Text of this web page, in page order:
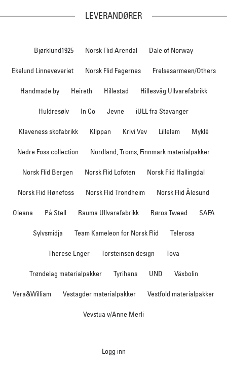
LEVERANDØRER
Bjørklund1925 Norsk Flid Arendal Dale of Norway
Ekelund Linneveveriet Norsk Flid Fagernes Frelsesarmeen/Others
Handmade by Heireth Hillestad Hillesvåg Ullvarefabrikk
Huldresølv In Co Jevne iULL fra Stavanger
Klaveness skofabrikk Klippan Krivi Vev Lillelam Myklé
Nedre Foss collection Nordland, Troms, Finnmark materialpakker
Norsk Flid Bergen Norsk Flid Lofoten Norsk Flid Hallingdal
Norsk Flid Hønefoss Norsk Flid Trondheim Norsk Flid Ålesund
Oleana På Stell Rauma Ullvarefabrikk Røros Tweed SAFA
Sylvsmidja Team Kameleon for Norsk Flid Telerosa
Therese Enger Torsteinsen design Tova
Trøndelag materialpakker Tyrihans UND Växbolin
Vera&William Vestagder materialpakker Vestfold materialpakker
Vevstua v/Anne Merli
Logg inn